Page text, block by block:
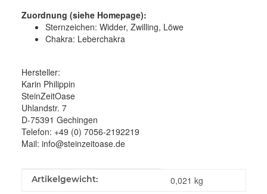
Zuordnung (siehe Homepage):
Sternzeichen: Widder, Zwilling, Löwe
Chakra: Leberchakra
Hersteller:
Karin Philippin
SteinZeitOase
Uhlandstr. 7
D-75391 Gechingen
Telefon: +49 (0) 7056-2192219
Mail: info@steinzeitoase.de
Produkteigenschaft
Wert
Artikelgewicht: 0,021 kg